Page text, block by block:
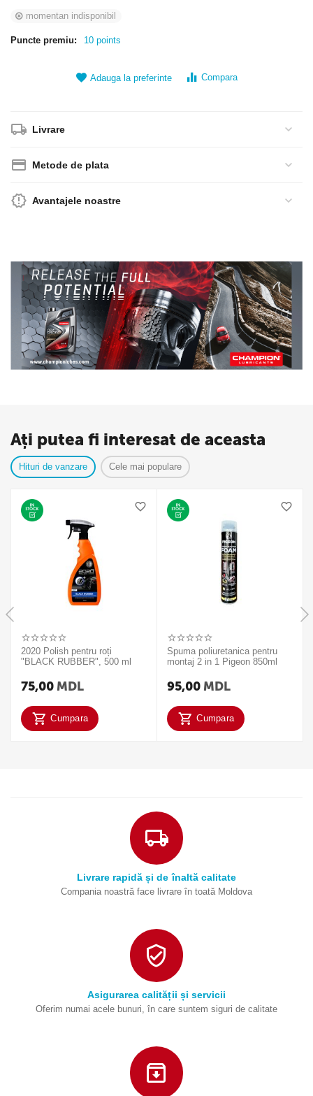
momentan indisponibil
Puncte premiu: 10 points
Adauga la preferinte Compara
Livrare
Metode de plata
Avantajele noastre
Ați putea fi interesat de aceasta
Hituri de vanzare Cele mai populare
2020 Polish pentru roți
"BLACK RUBBER", 500 ml
75,00 MDL
Cumpara
Spuma poliuretanica pentru
montaj 2 in 1 Pigeon 850ml
95,00 MDL
Cumpara
Livrare rapidă și de înaltă calitate
Compania noastră face livrare în toată Moldova
Asigurarea calității și servicii
Oferim numai acele bunuri, în care suntem siguri de calitate